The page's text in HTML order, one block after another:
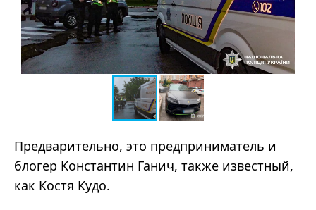
Предварительно, это предприниматель и
блогер Константин Ганич, также известный,
как Костя Кудо.